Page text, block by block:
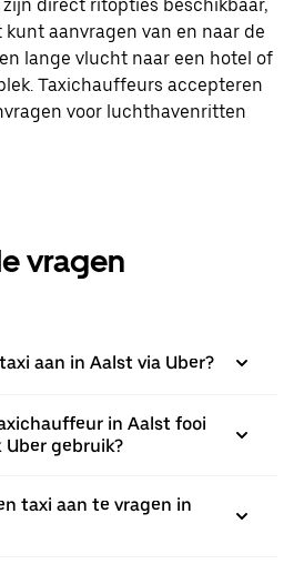
zijn direct ritopties beschikbaar,
aanvragen van en naar de
lange vlucht naar een hotel of
Taxichauffeurs accepteren
voor luchthavenritten
vragen
aan in Aalst via Uber?
in Aalst fooi
Uber gebruik?
taxi aan te vragen in